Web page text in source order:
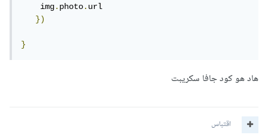
    img
.photo.url
})
}
هاد هو كود جافا سكريبت
اقتباس